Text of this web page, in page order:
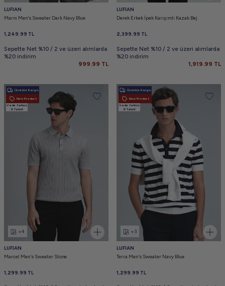
LUFIAN
Marnı Men's Sweater Dark Navy Blue
1,249.99 TL
Sepette Net %10 / 2 ve üzeri alımlarda
%20 indirim
999.99 TL
LUFIAN
Derek Erkek İpek Karışımlı Kazak Bej
2,399.99 TL
Sepette Net %10 / 2 ve üzeri alımlarda
%20 indirim
1,919.99 TL
Ücretsiz Kargo
New Product
Vade farksız
6 Taksit
+4
LUFIAN
Marcel Men's Sweater Stone
1,299.99 TL
Ücretsiz Kargo
New Product
Vade farksız
6 Taksit
+3
LUFIAN
Terra Men's Sweater Navy Blue
1,299.99 TL